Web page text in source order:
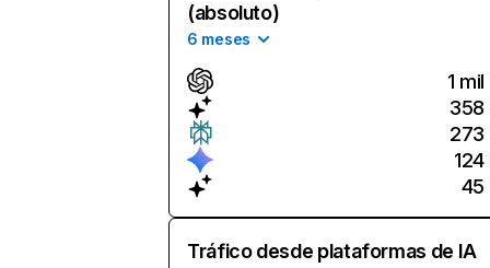
(absoluto)
6 meses
1 mil
358
273
124
45
Tráfico desde plataformas de IA